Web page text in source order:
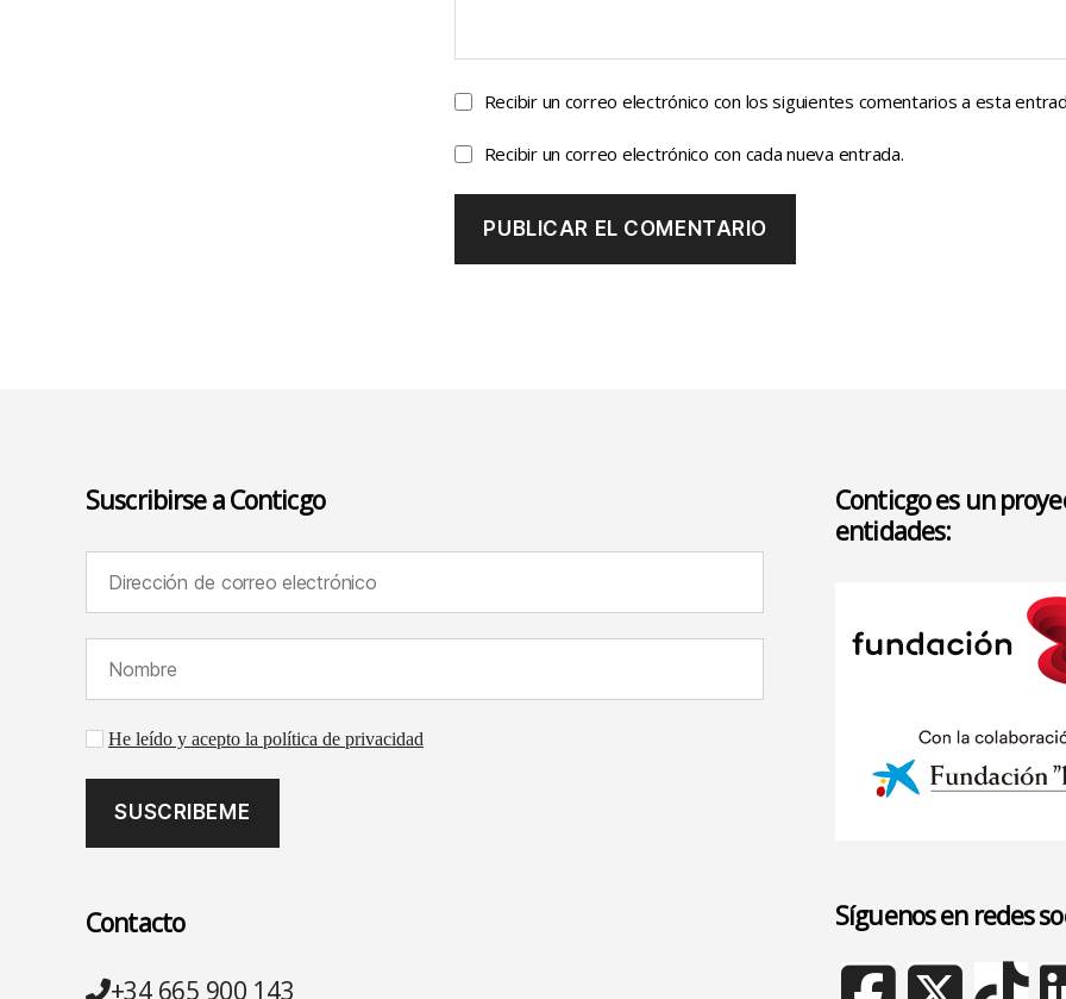
Recibir un correo electrónico con los siguientes comentarios a esta
Recibir un correo electrónico con cada nueva entrada.
Suscribirse a Conticgo
Aceptación de la política de privacidad
He leído y acepto la política de privacidad
Contacto
Teléfono
+34 665 900 143
Conticgo es un
entidades:
Síguenos en redes